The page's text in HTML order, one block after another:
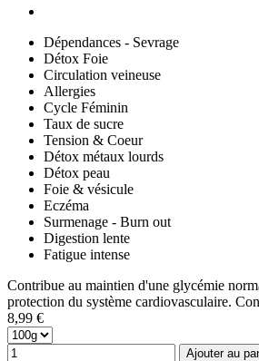
Dépendances - Sevrage
Détox Foie
Circulation veineuse
Allergies
Cycle Féminin
Taux de sucre
Tension & Coeur
Détox métaux lourds
Détox peau
Foie & vésicule
Eczéma
Surmenage - Burn out
Digestion lente
Fatigue intense
Contribue au maintien d'une glycémie
protection du système cardiovasculaire.
8,99 €
Ajouter au